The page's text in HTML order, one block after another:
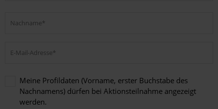
Meine Profildaten (Vorname, erster Buchstabe des
Nachnamens) dürfen bei Aktionsteilnahme angezeigt
werden.